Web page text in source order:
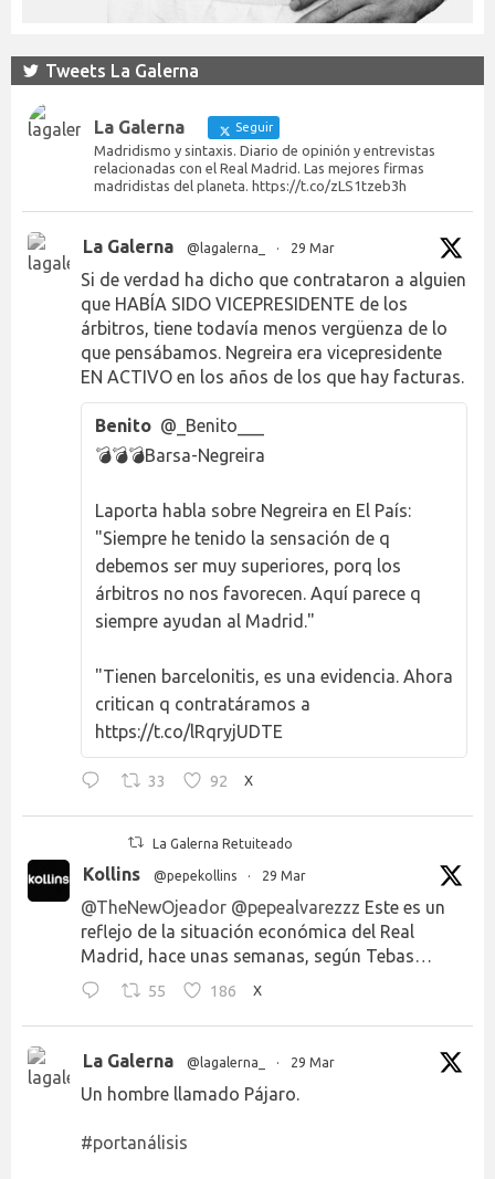
Tweets La Galerna
La Galerna Seguir
Madridismo y sintaxis. Diario de opinión y entrevistas
relacionadas con el Real Madrid. Las mejores firmas
madridistas del planeta. https://t.co/zLS1tzeb3h
La Galerna @lagalerna_ · 29 Mar
Si de verdad ha dicho que contrataron a alguien
que HABÍA SIDO VICEPRESIDENTE de los
árbitros, tiene todavía menos vergüenza de lo
que pensábamos. Negreira era vicepresidente
EN ACTIVO en los años de los que hay facturas.
Benito @_Benito___
💣💣💣Barsa-Negreira
Laporta habla sobre Negreira en El País:
"Siempre he tenido la sensación de q
debemos ser muy superiores, porq los
árbitros no nos favorecen. Aquí parece q
siempre ayudan al Madrid."
"Tienen barcelonitis, es una evidencia. Ahora
critican q contratáramos a
https://t.co/lRqryjUDTE
33 92 X
La Galerna Retuiteado
Kollins @pepekollins · 29 Mar
@TheNewOjeador @pepealvarezzz Este es un
reflejo de la situación económica del Real
Madrid, hace unas semanas, según Tebas…
55 186 X
La Galerna @lagalerna_ · 29 Mar
Un hombre llamado Pájaro.
#portanálisis